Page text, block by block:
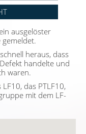
ausgelöster
heraus, dass
handelte und
waren.
das PTLF10,
mit dem LF-